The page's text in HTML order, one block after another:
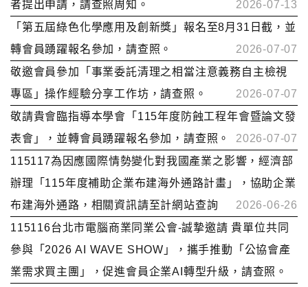
者提出申請，請查照周知。
2026-07-13
「第五屆綠色化學應用及創新獎」報名至8月31日截，並
轉會員踴躍報名參加，請查照。
2026-07-07
敬邀會員參加「事業委託清理之相當注意義務自主檢視
專區」操作經驗分享工作坊，請查照。
2026-07-07
敬請貴會臨指導本學會「115年度防蝕工程年會暨論文發
表會」，並轉會員踴躍報名參加，請查照。
2026-07-07
115117為因應國際情勢變化對我國產業之影響，經濟部
辦理「115年度補助企業布建海外通路計畫」，協助企業
布建海外通路，相關資訊請至計網站查詢
2026-06-26
115116台北市電腦商業同業公會-誠摯邀請 貴單位共同
參與「2026 AI WAVE SHOW」，攜手推動「公協會產
業需求買主團」，促進會員企業AI轉型升級，請查照。